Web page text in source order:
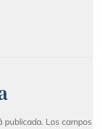
publicada. Los campos